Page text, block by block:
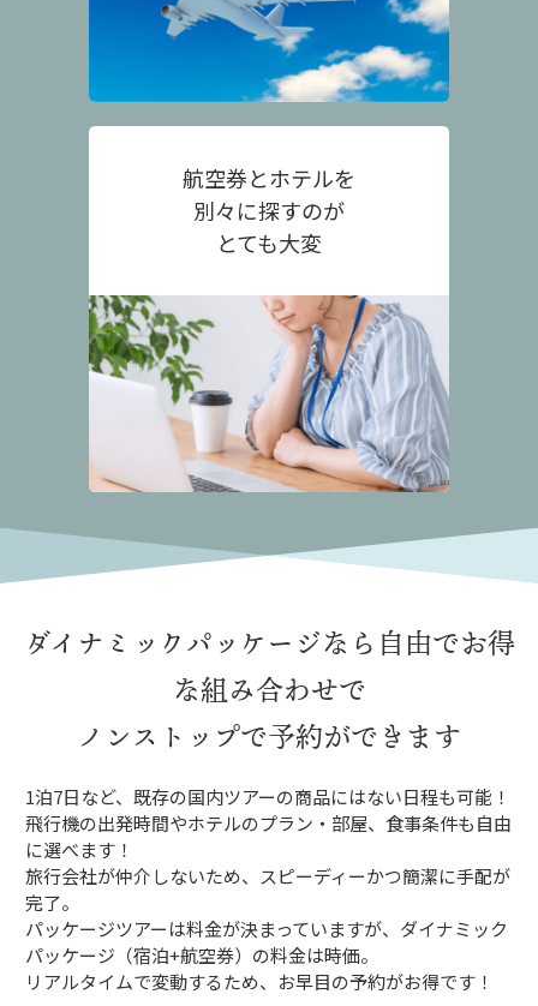
航空券とホテルを
別々に探すのが
とても大変
ダイナミックパッケージなら 自由でお得
な組み合わせで
ノンストップで予約ができます
1泊7日など、既存の国内ツアーの商品にはない日程も可能！
飛行機の出発時間やホテルのプラン・部屋、食事条件も自由
に選べます！
旅行会社が仲介しないため、スピーディーかつ簡潔に手配が
完了。
パッケージツアーは料金が決まっていますが、ダイナミック
パッケージ（宿泊+航空券）の料金は時価。
リアルタイムで変動するため、お早目の予約がお得です！